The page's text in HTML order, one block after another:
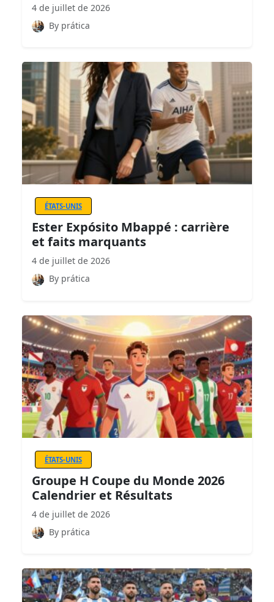
4 de juillet de 2026
By prática
ÉTATS-UNIS
Ester Expósito Mbappé : carrière
et faits marquants
4 de juillet de 2026
By prática
ÉTATS-UNIS
Groupe H Coupe du Monde 2026
Calendrier et Résultats
4 de juillet de 2026
By prática